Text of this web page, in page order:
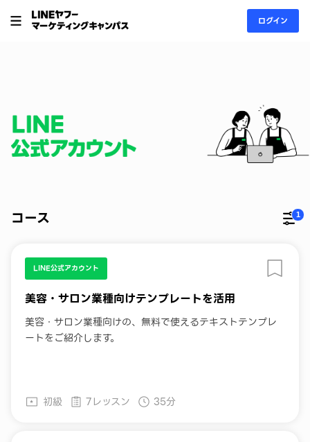
ログイン
コース 更
1
LINE公式アカウント
美容・サロン業種向けテンプレートを活用
美容・サロン業種向けの、無料で使えるテキストテンプレ
ートをご紹介します。
初級 7レッスン 35分